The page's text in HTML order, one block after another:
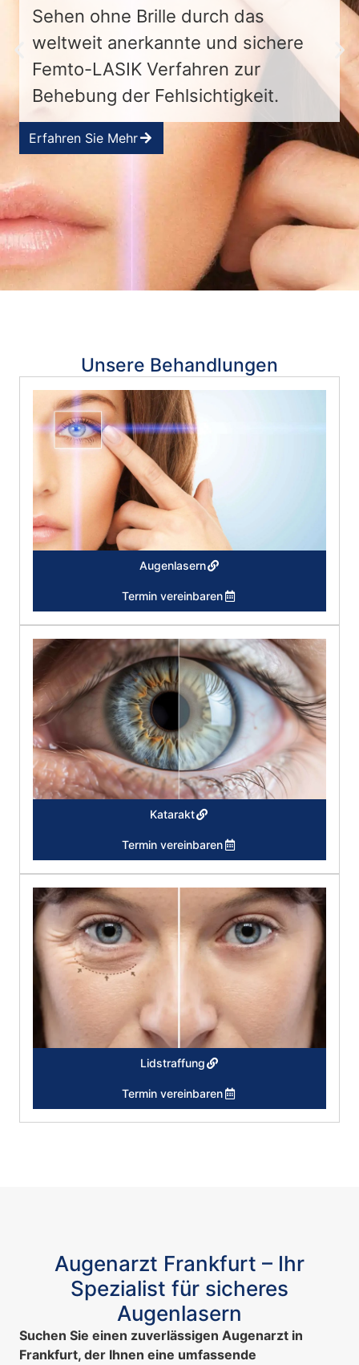
Sehen ohne Brille durch das
weltweit anerkannte und sichere
Femto-LASIK Verfahren zur
Behebung der Fehlsichtigkeit.
Erfahren Sie Mehr
Unsere Behandlungen
Augenlasern
Termin vereinbaren
Katarakt
Termin vereinbaren
Lidstraffung
Termin vereinbaren
Augenarzt Frankfurt – Ihr
Spezialist für sicheres
Augenlasern
Suchen Sie einen zuverlässigen Augenarzt in
Frankfurt, der Ihnen eine umfassende